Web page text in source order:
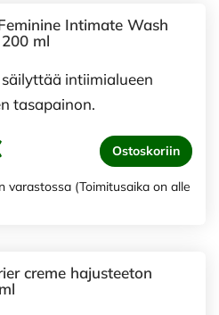
Intimate Wash
ml
säilyttää intiimialueen
tasapainon.
Ostoskoriin
varastossa (Toimitusaika on alle
creme hajusteeton